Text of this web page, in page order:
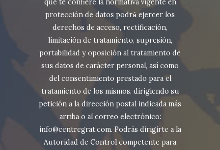
que te confiere la normativa vigente en
protección de datos podrá́ ejercer los
derechos de acceso, rectificación,
limitación de tratamiento, supresión,
portabilidad y oposición al tratamiento de
sus datos de carácter personal, así como
del consentimiento prestado para el
tratamiento de los mismos, dirigiendo su
petición a la dirección postal indicada más
arriba o al correo electrónico:
info@centregrat.com. Podrás dirigirte a la
Autoridad de Control competente para